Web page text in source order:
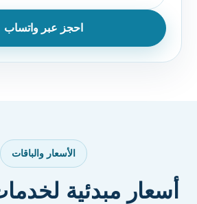
احجز عبر واتساب
الأسعار والباقات
أسعار مبدئية